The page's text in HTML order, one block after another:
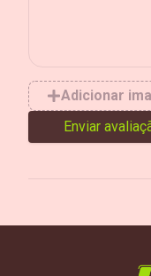
Adicionar
Enviar